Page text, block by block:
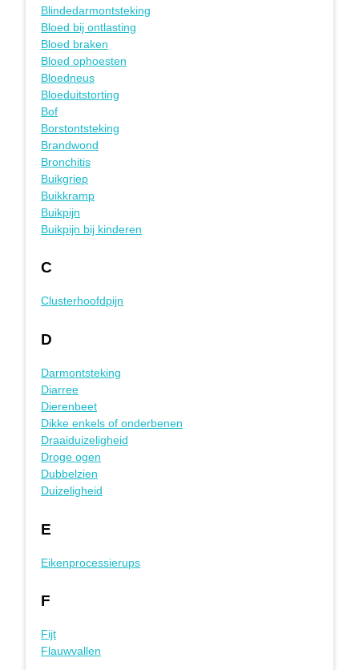
Blindedarmontsteking
Bloed bij ontlasting
Bloed braken
Bloed ophoesten
Bloedneus
Bloeduitstorting
Bof
Borstontsteking
Brandwond
Bronchitis
Buikgriep
Buikkramp
Buikpijn
Buikpijn bij kinderen
C
Clusterhoofdpijn
D
Darmontsteking
Diarree
Dierenbeet
Dikke enkels of onderbenen
Draaiduizeligheid
Droge ogen
Dubbelzien
Duizeligheid
E
Eikenprocessierups
F
Fijt
Flauwvallen